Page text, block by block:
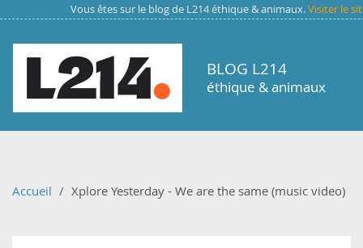
Aller au contenu principal
Vous êtes sur le blog de L214 éthique & animaux.Visiter le
BLOG L214
éthique & animaux
Accueil Xplore Yesterday - We are the same (music video)